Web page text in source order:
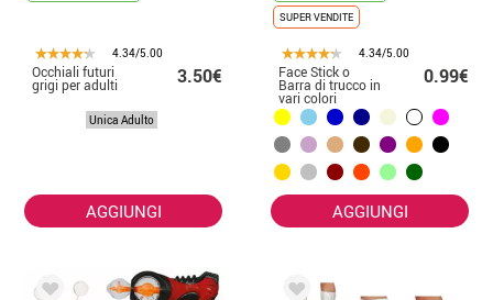
4.34/5.00
Occhiali futuri
grigi per adulti 3.50€
Unica Adulto
AGGIUNGI
SUPER VENDITE
4.34/5.00
Face Stick o
Barra di trucco in
vari colori
0.99€
AGGIUNGI